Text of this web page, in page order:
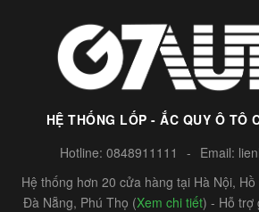
HỆ THỐNG LỐP - ẮC QUY Ô TÔ
Hotline: 0848911111 - Email:
Hệ thống hơn 20 cửa hàng tại Hà Nội,
Đà Nẵng, Phú Thọ (Xem chi tiết) - Hỗ trợ